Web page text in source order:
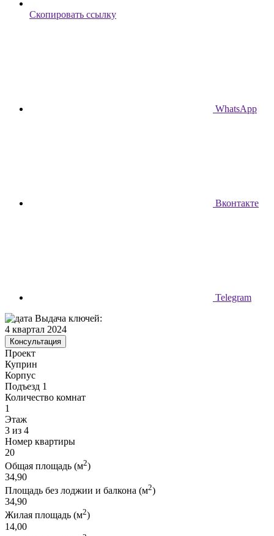
Скопировать ссылку
WhatsApp
Вконтакте
Telegram
Выдача ключей:
4 квартал 2024
Консультация
Проект
Куприн
Корпус
Подъезд 1
Количество комнат
1
Этаж
3 из 4
Номер квартиры
20
Общая площадь (м2)
34,90
Площадь без лоджии и балкона (м2)
34,90
Жилая площадь (м2)
14,00